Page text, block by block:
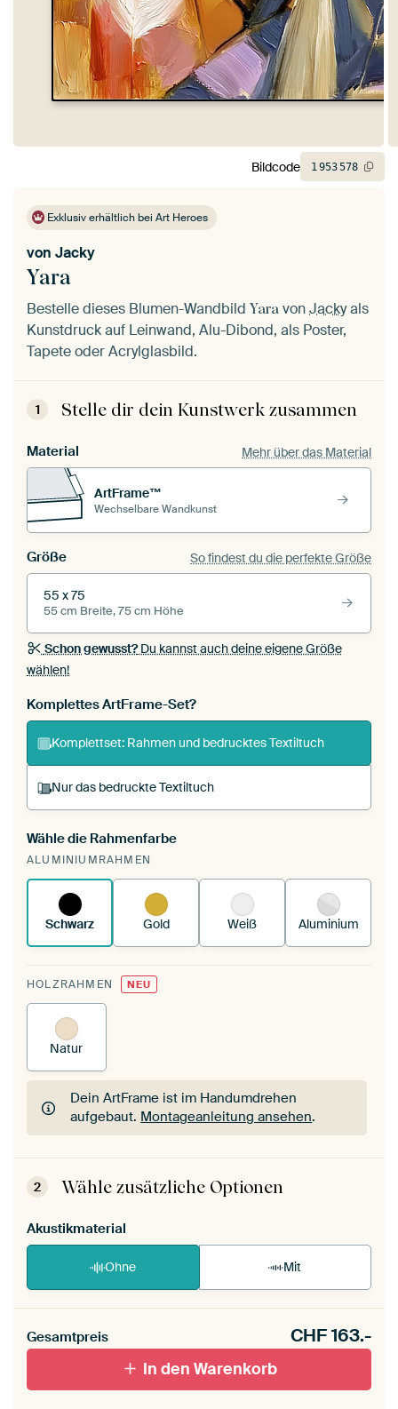
Exklusiv erhältlich bei Art Heroes
Yara
von Jacky
Bestelle dieses Blumen-Wandbild Yara vonJackyals
Kunstdruck auf Leinwand, Alu-Dibond, als Poster,
Tapete oder Acrylglasbild.
1 Stelle dir dein Kunstwerk zusammen
Material Mehr über das Material
ArtFrame™
Wechselbare Wandkunst
Größe So findest du die perfekte Größe
55 x 75
55 cm Breite, 75 cm Höhe
Schon gewusst?Du kannst auch deine eigene Größe
wählen!
Komplettes ArtFrame-Set?
Komplettset: Rahmen und bedrucktes Textiltuch
Nur das bedruckte Textiltuch
Du spannst einen wechselbaren Textiltuch in
deinen vorhandenen ArtFrame™.
funktioniert es.
Wähle die Rahmenfarbe
ALUMINIUMRAHMEN
Schwarz Gold Weiß Aluminium
HOLZRAHMEN NEU
Natur
Dein ArtFrame ist im Handumdrehen
aufgebaut. Montageanleitung ansehen.
Dein ArtFrame ist im Handumdrehen
aufgebaut.Montageanleitung ansehen
2 Wähle zusätzliche Optionen
Akustikmaterial
Ohne Mit
Gesamtpreis CHF163.-
In den Warenkorb
Bildcode 1953578